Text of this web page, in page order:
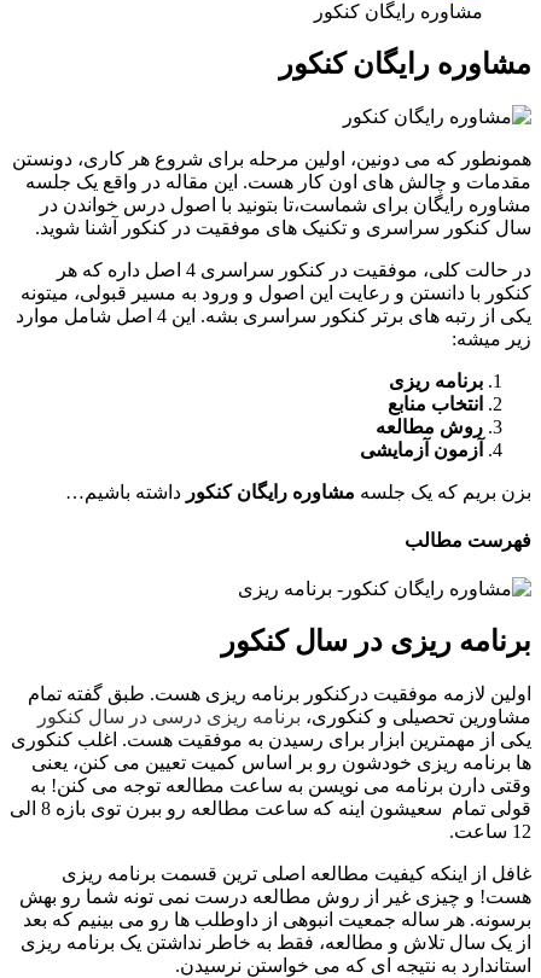
مشاوره رایگان کنکور
مشاوره رایگان کنکور
همونطور که می دونین، اولین مرحله برای شروع هر کاری، دونستن
مقدمات و چالش های اون کار هست. این مقاله در واقع یک جلسه
مشاوره رایگان برای شماست،تا بتونید با اصول درس خواندن در
سال کنکور سراسری و تکنیک های موفقیت در کنکور آشنا شوید.
در حالت کلی، موفقیت در کنکور سراسری 4 اصل داره که هر
کنکور با دانستن و رعایت این اصول و ورود به مسیر قبولی، میتونه
یکی از رتبه های برتر کنکور سراسری بشه. این 4 اصل شامل موارد
زیر میشه:
برنامه ریزی
انتخاب منابع
روش مطالعه
آزمون آزمایشی
بزن بریم که یک جلسه مشاوره رایگان کنکور داشته باشیم…
فهرست مطالب
برنامه ریزی در سال کنکور
اولین لازمه موفقیت درکنکور برنامه ریزی هست. طبق گفته تمام
مشاورین تحصیلی و کنکوری، برنامه ریزی درسی در سال کنکور
یکی از مهمترین ابزار برای رسیدن به موفقیت هست. اغلب کنکوری
ها برنامه ریزی خودشون رو بر اساس کمیت تعیین می کنن، یعنی
وقتی دارن برنامه می نویسن به ساعت مطالعه توجه می کنن! به
قولی تمام سعیشون اینه که ساعت مطالعه رو ببرن توی بازه 8 الی
12 ساعت.
غافل از اینکه کیفیت مطالعه اصلی ترین قسمت برنامه ریزی
هست! و چیزی غیر از روش مطالعه درست نمی تونه شما رو بهش
برسونه. هر ساله جمعیت انبوهی از داوطلب ها رو می بینیم که بعد
از یک سال تلاش و مطالعه، فقط به خاطر نداشتن یک برنامه ریزی
استاندارد به نتیجه ای که می خواستن نرسیدن.